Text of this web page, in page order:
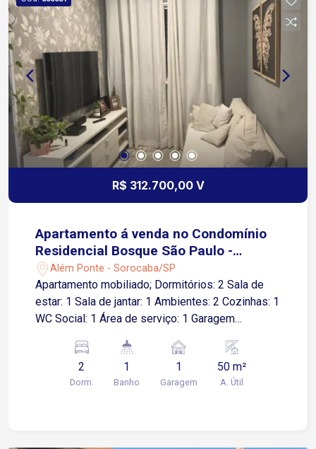
R$ 312.700,00 V
Apartamento á venda no Condomínio
Residencial Bosque São Paulo -
Sorocaba/SP
Além Ponte - Sorocaba/SP
Apartamento mobiliado; Dormitórios: 2 Sala de
estar: 1 Sala de jantar: 1 Ambientes: 2 Cozinhas: 1
WC Social: 1 Área de serviço: 1 Garagem
Playground ? Salão de festas ? Sauna
2
Dorm.
1
Banho
1
Garagem
50 m²
A. Útil